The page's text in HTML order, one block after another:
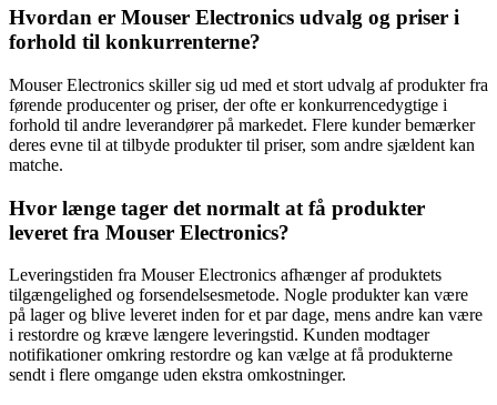
Hvordan er Mouser Electronics udvalg og priser i
forhold til konkurrenterne?
Mouser Electronics skiller sig ud med et stort udvalg af produkter fra
førende producenter og priser, der ofte er konkurrencedygtige i
forhold til andre leverandører på markedet. Flere kunder bemærker
deres evne til at tilbyde produkter til priser, som andre sjældent kan
matche.
Hvor længe tager det normalt at få produkter
leveret fra Mouser Electronics?
Leveringstiden fra Mouser Electronics afhænger af produktets
tilgængelighed og forsendelsesmetode. Nogle produkter kan være
på lager og blive leveret inden for et par dage, mens andre kan være
i restordre og kræve længere leveringstid. Kunden modtager
notifikationer omkring restordre og kan vælge at få produkterne
sendt i flere omgange uden ekstra omkostninger.